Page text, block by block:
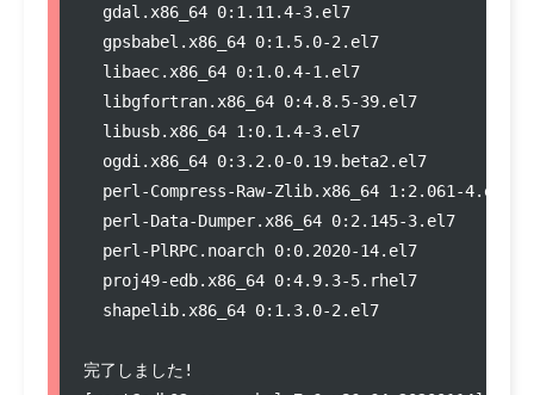
gdal.x86_64 0:1.11.4-3.el7
gpsbabel.x86_64 0:1.5.0-2.el7
libaec.x86_64 0:1.0.4-1.el7
libgfortran.x86_64 0:4.8.5-39.el7
libusb.x86_64 1:0.1.4-3.el7
ogdi.x86_64 0:3.2.0-0.19.beta2.el7
perl-Compress-Raw-Zlib.x86_64
perl-Data-Dumper.x86_64 0:2.145-3.el7
perl-PlRPC.noarch 0:0.2020-14.el7
proj49-edb.x86_64 0:4.9.3-5.rhel7
shapelib.x86_64 0:1.3.0-2.el7
完了しました!